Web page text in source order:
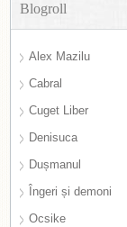
Blogroll
Alex Mazilu
Cabral
Cuget Liber
Denisuca
Dușmanul
Îngeri și demoni
Ocsike